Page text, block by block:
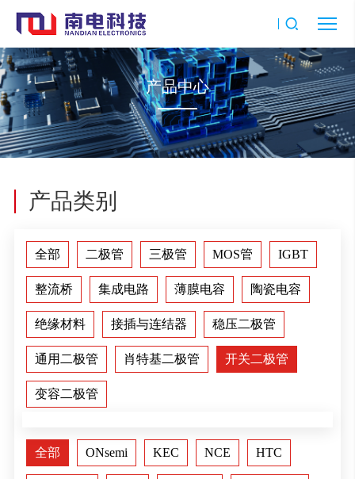
产品中心
产品类别
全部 二极管 三极管 MOS管 IGBT
整流桥 集成电路 薄膜电容 陶瓷电容
绝缘材料 接插与连结器 稳压二极管
通用二极管 肖特基二极管 开关二极管
变容二极管
全部 ONsemi KEC NCE HTC